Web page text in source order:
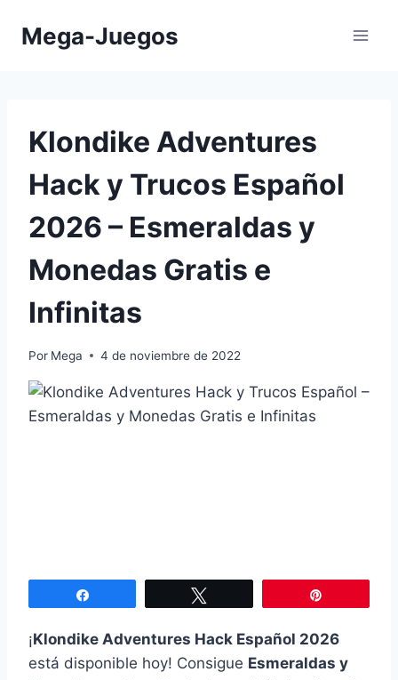
Mega-Juegos
Klondike Adventures
⁣Hack y Trucos Español
2026 – Esmeraldas y
Monedas Gratis e
Infinitas
Por Mega 4 de noviembre de 2022
¡Klondike Adventures Hack Español 2026
está disponible hoy! Consigue Esmeraldas y